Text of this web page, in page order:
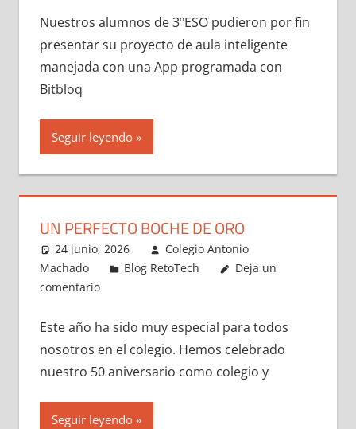
Nuestros alumnos de 3ºESO pudieron por fin
presentar su proyecto de aula inteligente
manejada con una App programada con
Bitbloq
Seguir leyendo
UN PERFECTO BOCHE DE ORO
24 junio, 2026
Colegio Antonio
Machado
Blog RetoTech
Deja un
comentario
Este año ha sido muy especial para todos
nosotros en el colegio. Hemos celebrado
nuestro 50 aniversario como colegio y
Seguir leyendo